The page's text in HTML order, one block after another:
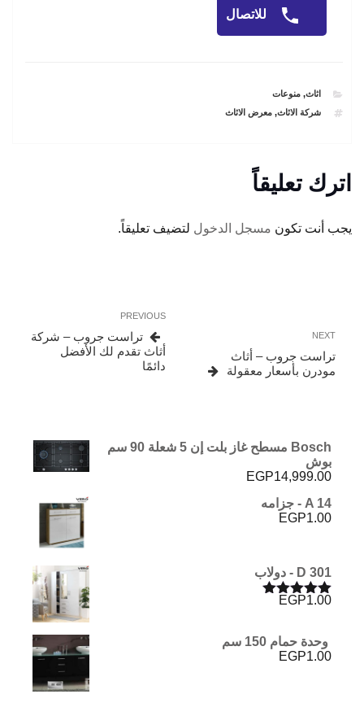
للاتصال
CATEGORIES
اثاث,منوعات
TAGS
شركة الاثاث,معرض الاثاث
اترك تعليقاً
يجب أنت تكون مسجل الدخول لتضيف تعليقاً.
المقالات
Previous
Post
PREVIOUS
تراست جروب – شركة
أثاث تقدم لك الأفضل
دائمًا
Next
Post
NEXT
تراست جروب – أثاث
مودرن بأسعار معقولة
Bosch مسطح غاز بلت إن 5 شعلة 90 سم
بوش
EGP14,999.00
A 14 - جزامه
EGP1.00
D 301 - دولاب
تم التقييم
EGP1.00
وحدة حمام 150 سم
EGP1.00